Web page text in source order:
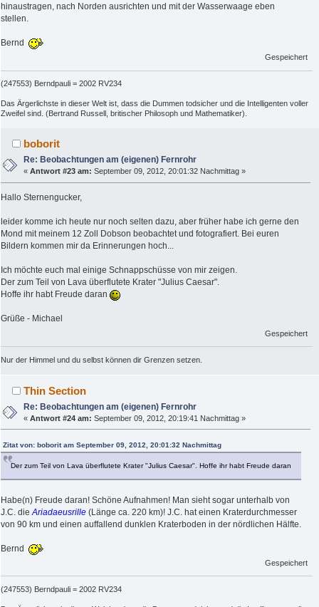
hinaustragen, nach Norden ausrichten und mit der Wasserwaage eben
stellen.
Bernd
Gespeichert
(247553) Berndpauli = 2002 RV234
Das Ärgerlichste in dieser Welt ist, dass die Dummen todsicher und die Intelligenten voller
Zweifel sind. (Bertrand Russell, britischer Philosoph und Mathematiker).
boborit
Re: Beobachtungen am (eigenen) Fernrohr
«Antwort #23 am: September 09, 2012, 20:01:32 Nachmittag »
Hallo Sternengucker,
leider komme ich heute nur noch selten dazu, aber früher habe ich gerne den
Mond mit meinem 12 Zoll Dobson beobachtet und fotografiert. Bei euren
Bildern kommen mir da Erinnerungen hoch...
Ich möchte euch mal einige Schnappschüsse von mir zeigen.
Der zum Teil von Lava überflutete Krater "Julius Caesar".
Hoffe ihr habt Freude daran
Grüße - Michael
Gespeichert
Nur der Himmel und du selbst können dir Grenzen setzen.
Thin Section
Re: Beobachtungen am (eigenen) Fernrohr
«Antwort #24 am: September 09, 2012, 20:19:41 Nachmittag »
Zitat von: boborit am September 09, 2012, 20:01:32 Nachmittag
Der zum Teil von Lava überflutete Krater "Julius Caesar". Hoffe ihr habt Freude daran
Habe(n) Freude daran! Schöne Aufnahmen! Man sieht sogar unterhalb von
J.C. die Ariadaeusrille (Länge ca. 220 km)! J.C. hat einen Kraterdurchmesser
von 90 km und einen auffallend dunklen Kraterboden in der nördlichen Hälfte.
Bernd
Gespeichert
(247553) Berndpauli = 2002 RV234